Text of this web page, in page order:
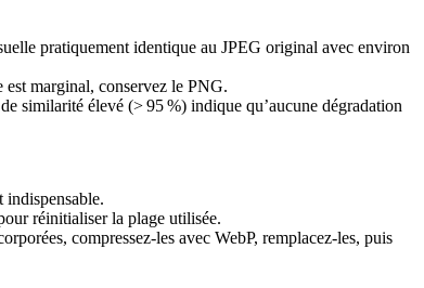
pratiquement identique au JPEG original avec environ
est marginal, conservez le PNG.
similarité élevé (> 95 %) indique qu’aucune dégradation
indispensable.
réinitialiser la plage utilisée.
compressez‑les avec WebP, remplacez‑les, puis